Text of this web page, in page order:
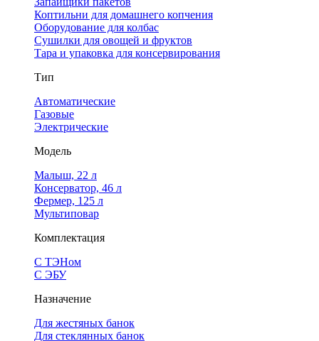
Коптильни для домашнего копчения
Оборудование для колбас
Сушилки для овощей и фруктов
Тара и упаковка для консервирования
Тип
Автоматические
Газовые
Электрические
Модель
Малыш, 22 л
Консерватор, 46 л
Фермер, 125 л
Мультиповар
Комплектация
С ТЭНом
С ЭБУ
Назначение
Для жестяных банок
Для стеклянных банок